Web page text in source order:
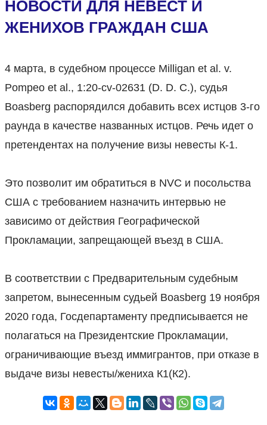
НОВОСТИ ДЛЯ НЕВЕСТ И
ЖЕНИХОВ ГРАЖДАН США
4 марта, в судебном процессе Milligan et al. v.
Pompeo et al., 1:20-cv-02631 (D. D. C.), судья
Boasberg распорядился добавить всех истцов 3-го
раунда в качестве названных истцов. Речь идет о
претендентах на получение визы невесты К-1.
Это позволит им обратиться в NVC и посольства
США с требованием назначить интервью не
зависимо от действия Географической
Прокламации, запрещающей въезд в США.
В соответствии с Предварительным судебным
запретом, вынесенным судьей Boasberg 19 ноября
2020 года, Госдепартаменту предписывается не
полагаться на Президентские Прокламации,
ограничивающие въезд иммигрантов, при отказе в
выдаче визы невесты/жениха К1(К2).